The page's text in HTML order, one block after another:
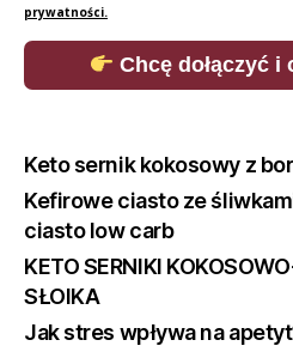
prywatności.
Chcę dołączyć i
Keto sernik kokosowy z
Kefirowe ciasto ze
ciasto low carb
KETO SERNIKI
SŁOIKA
Jak stres wpływa na